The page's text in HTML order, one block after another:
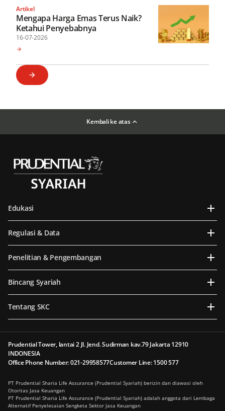
Artikel
Mengapa Harga Emas Terus Naik?
Ketahui Penyebabnya
16-07-2026
Kembali ke atas
Edukasi
Regulasi & Data
Penelitian & Pengembangan
Bincang Syariah
Tentang SKC
Prudential Tower, lantai 2 Jl. Jend. Sudirman kav.79 Jakarta 12910
INDONESIA
Office Phone Number: 021-29958577Customer Line: 1500 577
PT Prudential Sharia Life Assurance (Prudential Syariah) berizin dan diawasi oleh
Otoritas Jasa Keuangan
PT Prudential Sharia Life Assurance (Prudential Syariah) adalah anggota dari Lembaga
Alternatif Penyelesaian Sengketa Sektor Jasa Keuangan